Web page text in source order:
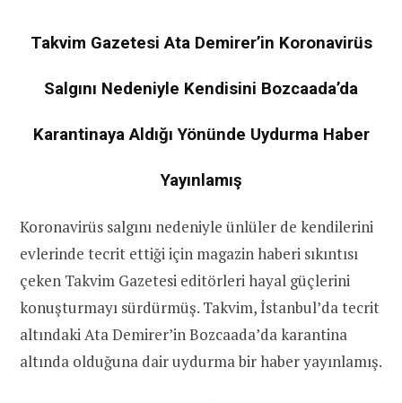
Takvim Gazetesi Ata Demirer’in Koronavirüs
Salgını Nedeniyle Kendisini Bozcaada’da
Karantinaya Aldığı Yönünde Uydurma Haber
Yayınlamış
Koronavirüs salgını nedeniyle ünlüler de kendilerini
evlerinde tecrit ettiği için magazin haberi sıkıntısı
çeken Takvim Gazetesi editörleri hayal güçlerini
konuşturmayı sürdürmüş. Takvim, İstanbul’da tecrit
altındaki Ata Demirer’in Bozcaada’da karantina
altında olduğuna dair uydurma bir haber yayınlamış.